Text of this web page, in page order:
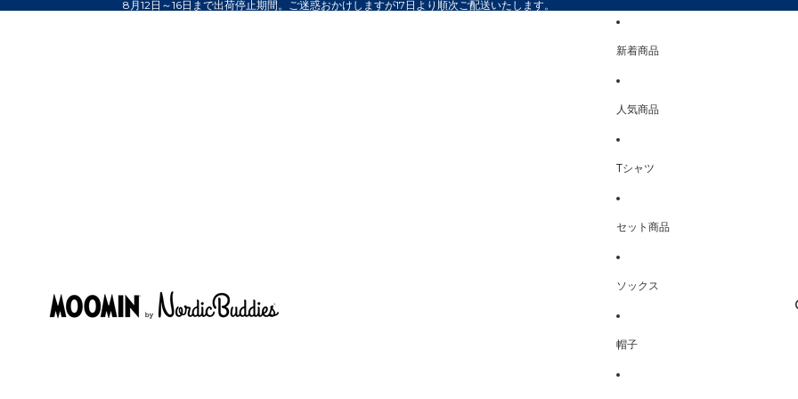
8月12日～16日まで出荷停止期間。ご迷惑おかけしますが17日より順次ご配送いたします。
新着商品
人気商品
Tシャツ
セット商品
ソックス
帽子